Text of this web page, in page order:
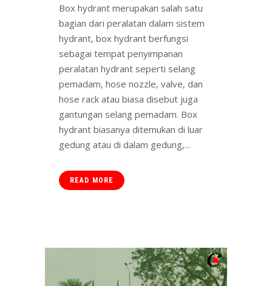
Box hydrant merupakan salah satu
bagian dari peralatan dalam sistem
hydrant, box hydrant berfungsi
sebagai tempat penyimpanan
peralatan hydrant seperti selang
pemadam, hose nozzle, valve, dan
hose rack atau biasa disebut juga
gantungan selang pemadam. Box
hydrant biasanya ditemukan di luar
gedung atau di dalam gedung,...
READ MORE